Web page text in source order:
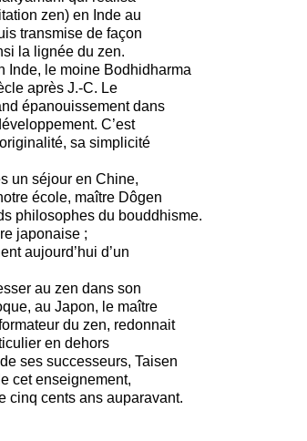
zen) en Inde au
transmise de façon
la lignée du zen.
Inde, le moine Bodhidharma
après J.-C. Le
épanouissement dans
C’est
sa simplicité
un séjour en Chine,
école, maître Dôgen
philosophes du bouddhisme.
japonaise ;
aujourd’hui d’un
au zen dans son
au Japon, le maître
du zen, redonnait
en dehors
ses successeurs, Taisen
cet enseignement,
cinq cents ans auparavant.